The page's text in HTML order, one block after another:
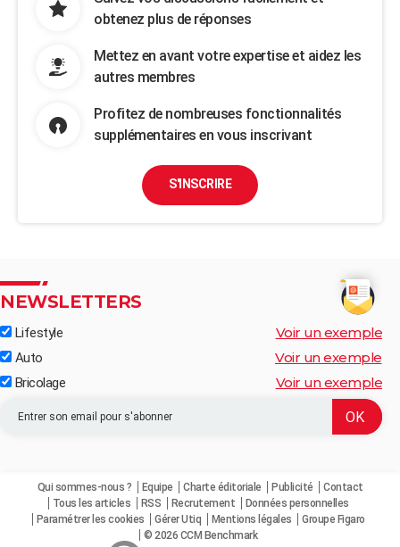
obtenez plus de réponses
Mettez en avant votre expertise et aidez les
autres membres
Profitez de nombreuses fonctionnalités
supplémentaires en vous inscrivant
S'INSCRIRE
NEWSLETTERS
Lifestyle Voir un exemple
Auto Voir un exemple
Bricolage Voir un exemple
Qui sommes-nous ? Equipe Charte éditoriale Publicité
Contact
Tous les articles
RSS Recrutement
Données personnelles
Paramétrer les cookies
Gérer Utiq Mentions légales
Groupe Figaro
© 2026 CCM Benchmark